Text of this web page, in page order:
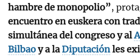
hambre de monopolio”,
encuentro en euskera con
simultánea del congreso y al
Bilbaoy a laDiputaciónles